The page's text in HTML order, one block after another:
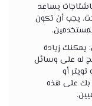
يساعد
يجب أن تكون
يمكنك زيادة
له على وسائل
أو
بك على هذه